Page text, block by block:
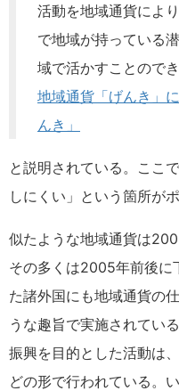
活動を地域通貨によ
で地域が持っている
域で活かすことので
地域通貨「げんき」
んき」
と説明されている。ここ
しにくい」という箇所が
似たような地域通貨は
その多くは2005年前後に
た諸外国にも地域通貨の
うな趣旨で実施されてい
振興を目的とした活動は
どの形で行われている。